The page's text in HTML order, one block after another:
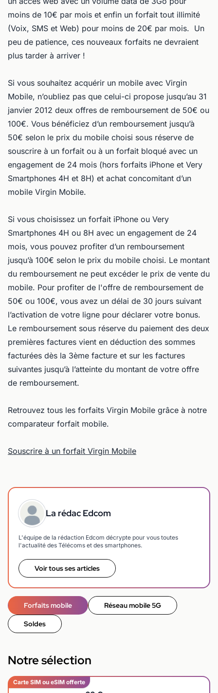
moins de 10€ par mois et enfin un forfait tout illimité
(Voix, SMS et Web) pour moins de 20€ par mois. Un
peu de patience, ces nouveaux forfaits ne devraient
plus tarder à arriver !
Si vous souhaitez acquérir un mobile avec Virgin
Mobile, n’oubliez pas que celui-ci propose jusqu’au 31
janvier 2012 deux offres de remboursement de 50€ ou
100€. Vous bénéficiez d’un remboursement jusqu’à
50€ selon le prix du mobile choisi sous réserve de
souscrire à un forfait ou à un forfait bloqué avec un
engagement de 24 mois (hors forfaits iPhone et Very
Smartphones 4H et 8H) et achat concomitant d’un
mobile Virgin Mobile.
Si vous choisissez un forfait iPhone ou Very
Smartphones 4H ou 8H avec un engagement de 24
mois, vous pouvez profiter d’un remboursement
jusqu’à 100€ selon le prix du mobile choisi. Le montant
du remboursement ne peut excéder le prix de vente du
mobile. Pour profiter de l'offre de remboursement de
50€ ou 100€, vous avez un délai de 30 jours suivant
l’activation de votre ligne pour déclarer votre bonus.
Le remboursement sous réserve du paiement des deux
premières factures vient en déduction des sommes
facturées dès la 3ème facture et sur les factures
suivantes jusqu’à l’atteinte du montant de votre offre
de remboursement.
Retrouvez tous les forfaits Virgin Mobile grâce à notre
comparateur forfait mobile.
Souscrire à un forfait Virgin Mobile
La rédac Edcom
L'équipe de la rédaction Edcom décrypte pour vous toutes
l'actualité des Télécoms et des smartphones.
Voir tous ses articles
Forfaits mobile Réseau mobile 5G
Soldes
Notre sélection
Carte SIM ou eSIM offerte